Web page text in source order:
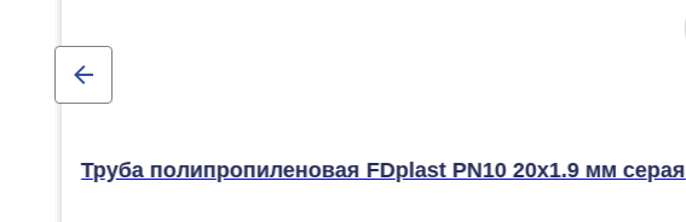
Труба полипропиленовая FDplast PN10 20x1.9 мм серая